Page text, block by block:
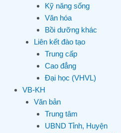
Kỹ năng sống
Văn hóa
Bồi dưỡng khác
Liên kết đào tạo
Trung cấp
Cao đẳng
Đại học (VHVL)
VB-KH
Văn bản
Trung tâm
UBND Tỉnh, Huyện